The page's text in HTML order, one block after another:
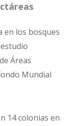
en los bosques
Áreas
Mundial
14 colonias en